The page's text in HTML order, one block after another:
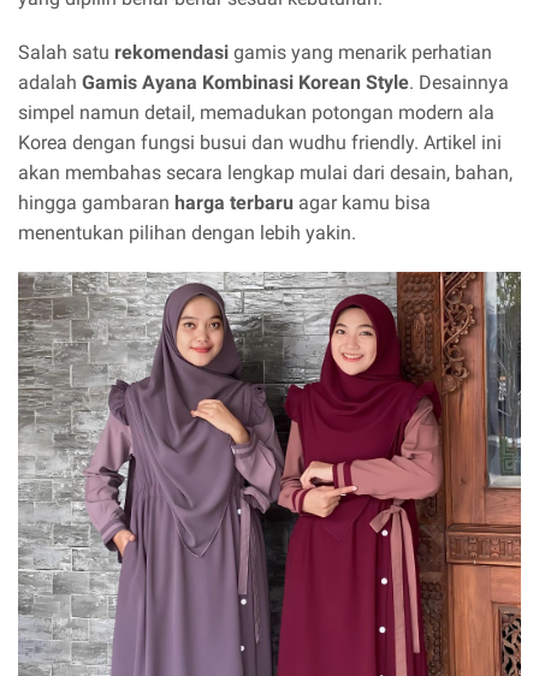
Salah satu rekomendasi gamis yang menarik perhatian
adalah Gamis Ayana Kombinasi Korean Style. Desainnya
simpel namun detail, memadukan potongan modern ala
Korea dengan fungsi busui dan wudhu friendly. Artikel ini
akan membahas secara lengkap mulai dari desain, bahan,
hingga gambaran harga terbaru agar kamu bisa
menentukan pilihan dengan lebih yakin.